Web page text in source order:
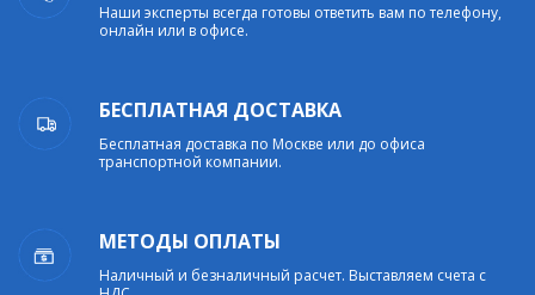
Наши эксперты всегда готовы ответить вам по телефону,
онлайн или в офисе.
БЕСПЛАТНАЯ ДОСТАВКА
Бесплатная доставка по Москве или до офиса
транспортной компании.
МЕТОДЫ ОПЛАТЫ
Наличный и безналичный расчет. Выставляем счета с